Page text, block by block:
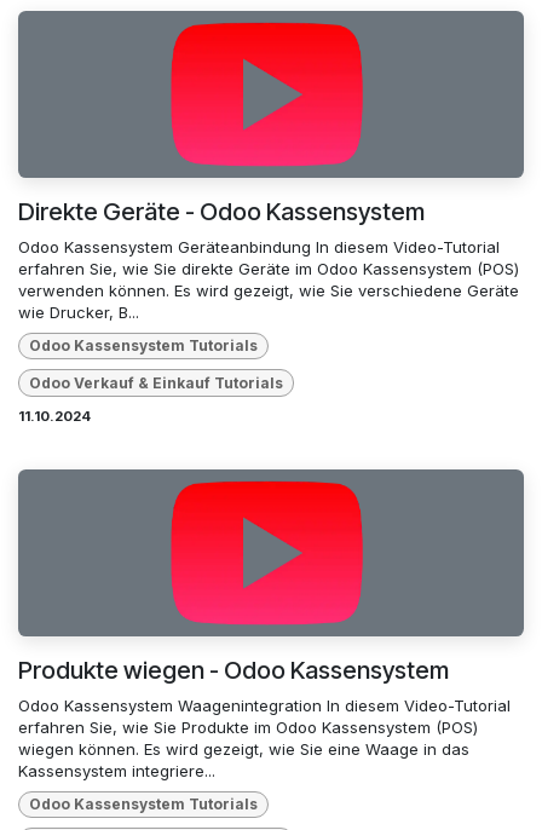
Direkte Geräte - Odoo Kassensystem
Odoo Kassensystem Geräteanbindung In diesem Video-Tutorial
erfahren Sie, wie Sie direkte Geräte im Odoo Kassensystem (POS)
verwenden können. Es wird gezeigt, wie Sie verschiedene Geräte
wie Drucker, B...
Odoo Kassensystem Tutorials
Odoo Verkauf & Einkauf Tutorials
11.10.2024
Produkte wiegen - Odoo Kassensystem
Odoo Kassensystem Waagenintegration In diesem Video-Tutorial
erfahren Sie, wie Sie Produkte im Odoo Kassensystem (POS)
wiegen können. Es wird gezeigt, wie Sie eine Waage in das
Kassensystem integriere...
Odoo Kassensystem Tutorials